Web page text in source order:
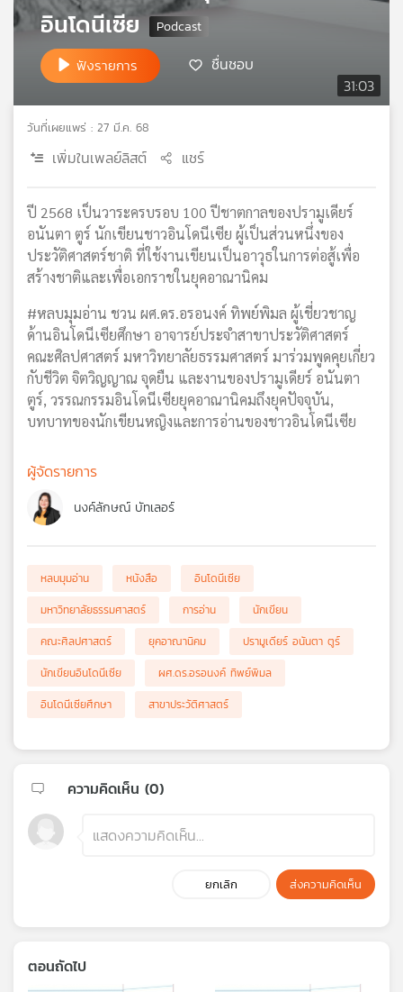
พี
แผนที่
วิทยุ
เครือ
31:03
อินโดนีเซีย
ฟังรายการ ชื่นชอบ
วันที่เผยแพร่ : 27 มี.ค. 68
เพิ่มในเพลย์ลิสต์ แชร์
ปี 2568 เป็นวาระครบรอบ 100 ปีชาตกาลของปรามูเดียร์
อนันตา ตูร์ นักเขียนชาวอินโดนีเซีย ผู้เป็นส่วนหนึ่งของ
ประวัติศาสตร์ชาติ ที่ใช้งานเขียนเป็นอาวุธในการต่อสู้เพื่อ
สร้างชาติและเพื่อเอกราชในยุคอาณานิคม
#หลบมุมอ่าน ชวน ผศ.ดร.อรอนงค์ ทิพย์พิมล ผู้เชี่ยวชาญ
ด้านอินโดนีเซียศึกษา อาจารย์ประจำสาขาประวัติศาสตร์
คณะศิลปศาสตร์ มหาวิทยาลัยธรรมศาสตร์ มาร่วมพูดคุยเกี่ยว
กับชีวิต จิตวิญญาณ จุดยืน และงานของปรามูเดียร์ อนันตา
ตูร์, วรรณกรรมอินโดนีเซียยุคอาณานิคมถึงยุคปัจจุบัน,
บทบาทของนักเขียนหญิงและการอ่านของชาวอินโดนีเซีย
ผู้จัดรายการ
นงค์ลักษณ์ บัทเลอร์
หลบมุมอ่าน หนังสือ
อินโดนีเซีย
มหาวิทยาลัยธรรมศาสตร์
การอ่าน
นักเขียน
คณะศิลปศาสตร์
ยุคอาณานิคม
ปรามูเดียร์ อนันตา ตูร์
นักเขียนอินโดนีเซีย
ผศ.ดร.อรอนงค์ ทิพย์พิมล
อินโดนีเซียศึกษา
สาขาประวัติศาสตร์
ความคิดเห็น (0)
ยกเลิก ส่งความคิดเห็น
ตอนถัดไป